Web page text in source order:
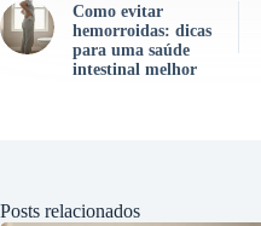
Como evitar
hemorroidas: dicas
para uma saúde
intestinal melhor
Posts relacionados